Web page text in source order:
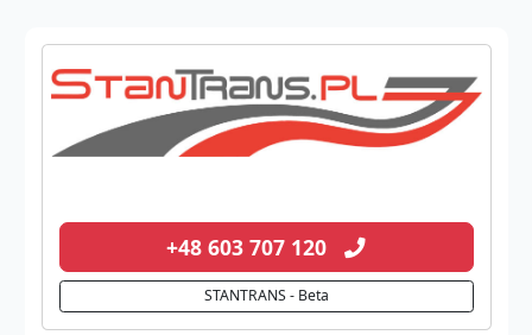
+48 603 707 120
STANTRANS - Beta